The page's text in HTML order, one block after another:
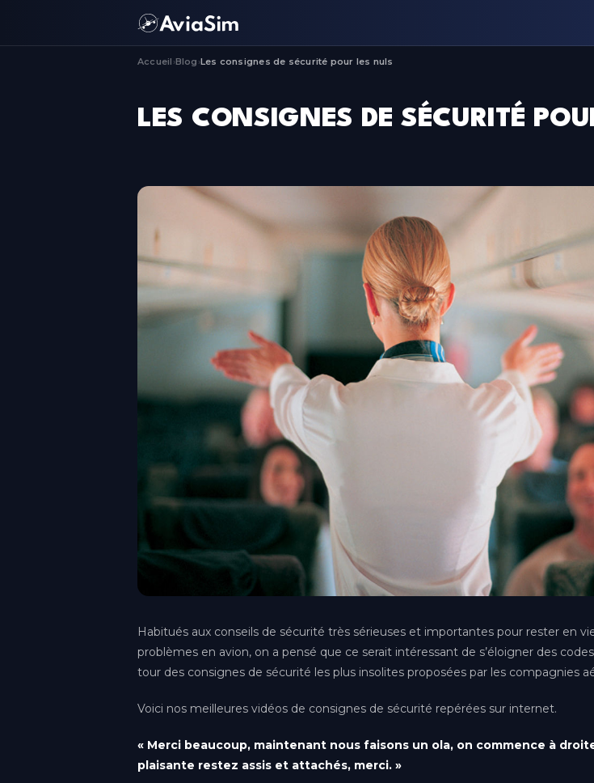
Auvergne-Rhône-Alpes
Accueil ›Blog ›Les consignes de sécurité pour les nuls
LES CONSIGNES DE SÉCURITÉ
Habitués aux conseils de sécurité très sérieuses et importantes pour rester en
problèmes en avion, on a pensé que ce serait intéressant de s’éloigner des
tour des consignes de sécurité les plus insolites proposées par les compagnies
Voici nos meilleures vidéos de consignes de sécurité repérées sur internet.
« Merci beaucoup, maintenant nous faisons un ola, on commence à
plaisante restez assis et attachés, merci. »